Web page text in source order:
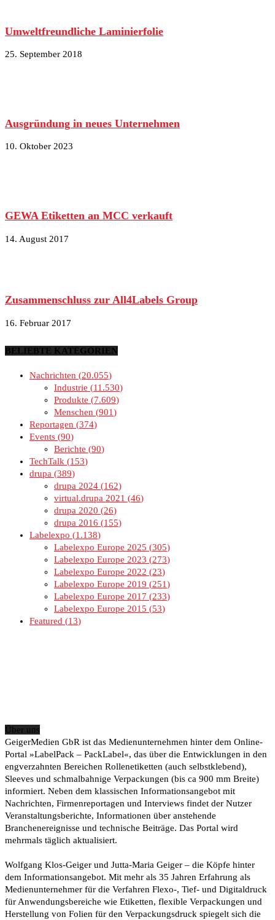
Umweltfreundliche Laminierfolie
25. September 2018
Ausgründung in neues Unternehmen
10. Oktober 2023
GEWA Etiketten an MCC verkauft
14. August 2017
Zusammenschluss zur All4Labels Group
16. Februar 2017
BELIEBTE KATEGORIEN
Nachrichten
20.055
Industrie
11.530
Produkte
7.609
Menschen
901
Reportagen
374
Events 90
Berichte
90
TechTalk
153
drupa
389
drupa 2024
162
virtual.drupa 2021
46
drupa 2020
26
drupa 2016
155
Labelexpo
1.138
Labelexpo Europe 2025
305
Labelexpo Europe 2023
273
Labelexpo Europe 2022
23
Labelexpo Europe 2019
251
Labelexpo Europe 2017
233
Labelexpo Europe 2015
53
Featured
13
Über uns
GeigerMedien GbR ist das Medienunternehmen hinter dem Online-
Portal »LabelPack – PackLabel«, das über die Entwicklungen in den
engverzahnten Bereichen Rollenetiketten (auch selbstklebend),
Sleeves und schmalbahnige Verpackungen (bis ca 900 mm Breite)
informiert. Neben dem klassischen Informationsangebot mit
Nachrichten, Firmenreportagen und Interviews findet der Nutzer
Veranstaltungsberichte, Informationen über anstehende
Branchenereignisse und technische Beiträge. Das Portal wird
mehrmals täglich aktualisiert.
Wolfgang Klos-Geiger und Jutta-Maria Geiger – die Köpfe hinter
dem Informationsangebot. Mit mehr als 35 Jahren Erfahrung als
Medienunternehmer für die Verfahren Flexo-, Tief- und Digitaldruck
für Anwendungsbereiche wie Etiketten, flexible Verpackungen und
Herstellung von Folien für den Verpackungsdruck spiegelt sich die